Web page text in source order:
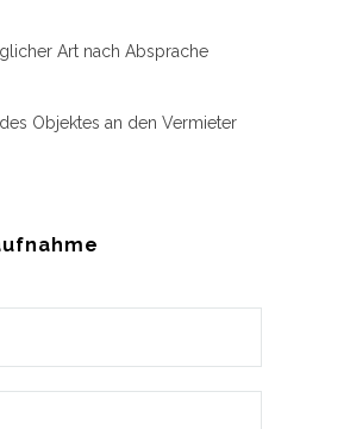
Art nach Absprache
Objektes an den Vermieter